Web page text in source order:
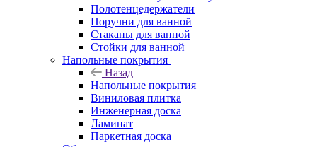
Полотенцедержатели
Поручни для ванной
Стаканы для ванной
Стойки для ванной
Напольные покрытия
Назад
Напольные покрытия
Виниловая плитка
Инженерная доска
Ламинат
Паркетная доска